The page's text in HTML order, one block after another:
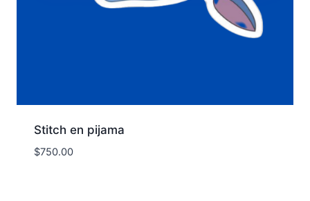
Stitch en pijama
$750.00